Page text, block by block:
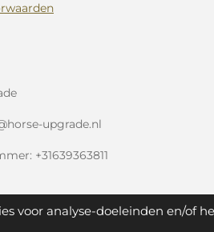
voor analyse-doeleinden en/of
upgrade.nl
+31639363811